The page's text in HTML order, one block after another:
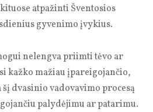
atpažinti Šventosios
gyvenimo įvykius.
nelengva priimti tėvo ar
kažko mažiau įpareigojančio,
dvasinio vadovavimo procesą
palydėjimu ar patarimu.